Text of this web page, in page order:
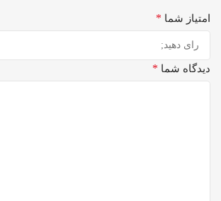
امتیاز شما *
دیدگاه شما *